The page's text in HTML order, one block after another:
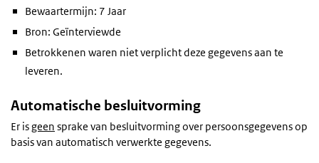
Bewaartermijn: 7 Jaar
Bron: Geïnterviewde
Betrokkenen waren niet verplicht deze gegevens aan te
leveren.
Automatische besluitvorming
Er isgeen sprake van besluitvorming over persoonsgegevens op
basis van automatisch verwerkte gegevens.